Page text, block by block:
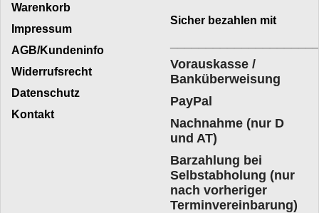
Warenkorb
Impressum
AGB/Kundeninfo
Widerrufsrecht
Datenschutz
Kontakt
Sicher bezahlen mit
Vorauskasse /
Banküberweisung
PayPal
Nachnahme (nur D
und AT)
Barzahlung bei
Selbstabholung (nur
nach vorheriger
Terminvereinbarung)